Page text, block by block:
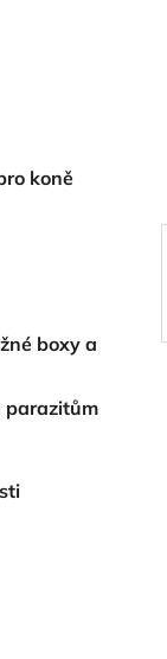
koně
boxy a
parazitům